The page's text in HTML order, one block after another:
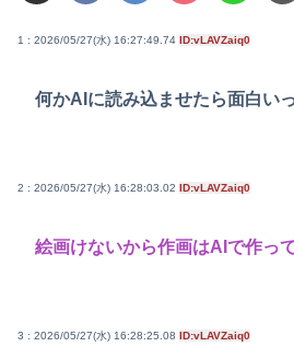
1 : 2026/05/27(水) 16:27:49.74 ID:vLAVZaiq0
何かAIに読み込ませたら面白い
2 : 2026/05/27(水) 16:28:03.02 ID:vLAVZaiq0
絵画けないから作画はAIで作っ
3 : 2026/05/27(水) 16:28:25.08 ID:vLAVZaiq0